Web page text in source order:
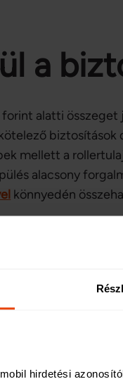
hirdetési
a
alatti
mellett a
alacsony
könnyedén
tudom
adja meg az
biztosítók adatait.